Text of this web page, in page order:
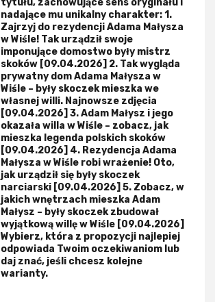
nadające mu unikalny charakter: 1.
Zajrzyj do rezydencji Adama Małysza
w Wiśle! Tak urządził swoje
imponujące domostwo były mistrz
skoków [09.04.2026] 2. Tak wygląda
prywatny dom Adama Małysza w
Wiśle – były skoczek mieszka we
własnej willi. Najnowsze zdjęcia
[09.04.2026] 3. Adam Małysz i jego
okazała willa w Wiśle – zobacz, jak
mieszka legenda polskich skoków
[09.04.2026] 4. Rezydencja Adama
Małysza w Wiśle robi wrażenie! Oto,
jak urządził się były skoczek
narciarski [09.04.2026] 5. Zobacz, w
jakich wnętrzach mieszka Adam
Małysz – były skoczek zbudował
wyjątkową willę w Wiśle [09.04.2026]
Wybierz, która z propozycji najlepiej
odpowiada Twoim oczekiwaniom lub
daj znać, jeśli chcesz kolejne
warianty.